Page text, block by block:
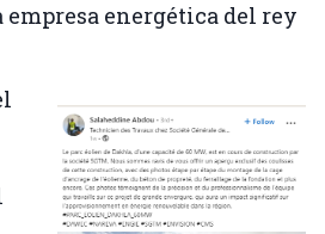
energética del rey